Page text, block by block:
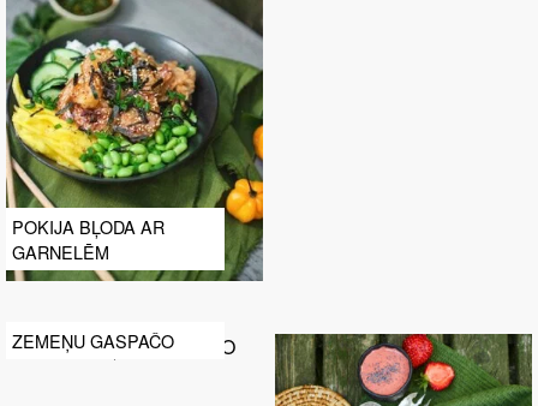
POKIJA BĻODA AR
GARNELĒM
ZEMEŅU GASPAČO